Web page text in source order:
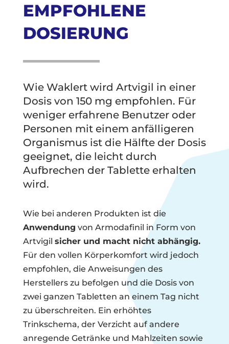
EMPFOHLENE
DOSIERUNG
Wie Waklert wird Artvigil in einer
Dosis von 150 mg empfohlen. Für
weniger erfahrene Benutzer oder
Personen mit einem anfälligeren
Organismus ist die Hälfte der Dosis
geeignet, die leicht durch
Aufbrechen der Tablette erhalten
wird.
Wie bei anderen Produkten ist die
Anwendung von Armodafinil in Form von
Artvigil sicher und macht nicht abhängig.
Für den vollen Körperkomfort wird jedoch
empfohlen, die Anweisungen des
Herstellers zu befolgen und die Dosis von
zwei ganzen Tabletten an einem Tag nicht
zu überschreiten. Ein erhöhtes
Trinkschema, der Verzicht auf andere
anregende Getränke und Mahlzeiten sowie